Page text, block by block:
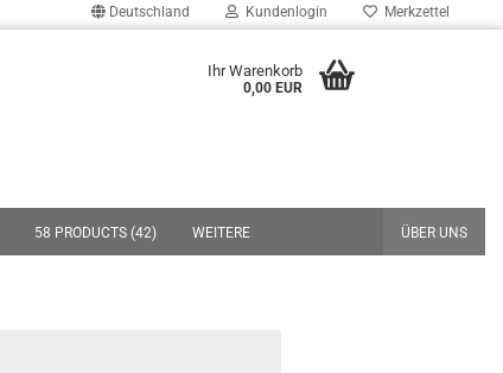
Deutschland Kundenlogin Merkzettel
Ihr Warenkorb
0,00 EUR
58 PRODUCTS (42) ÜBER UNS
WEITERE